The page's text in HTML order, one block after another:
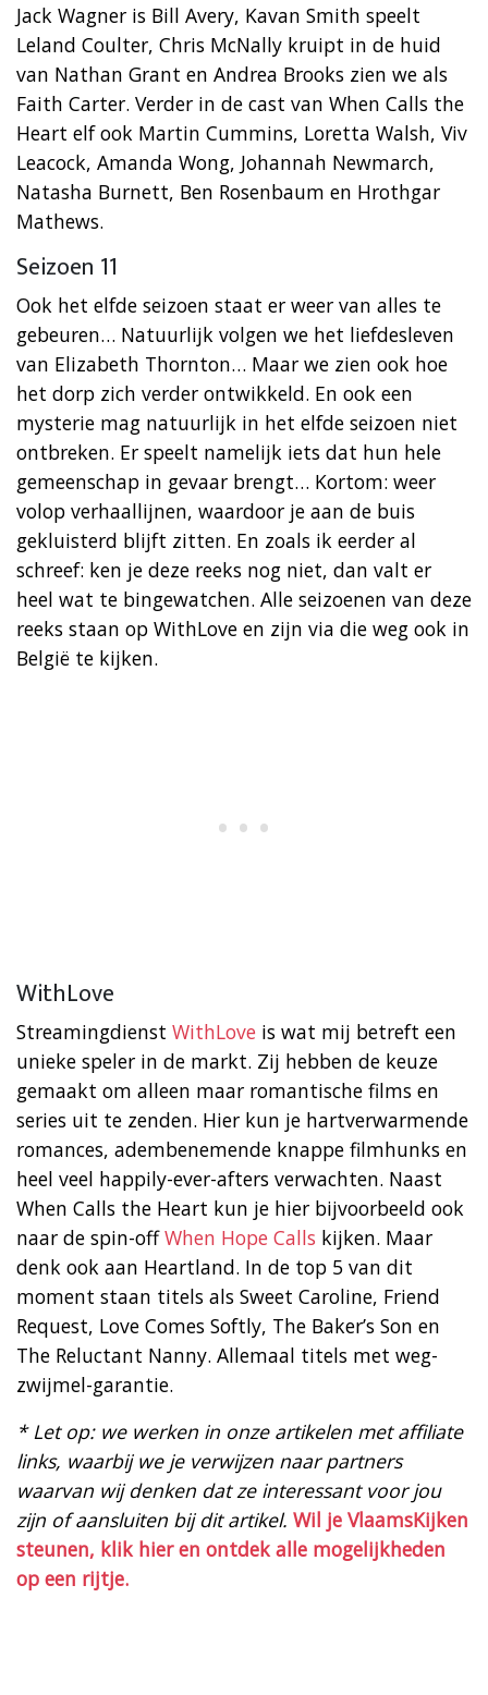
Jack Wagner is Bill Avery, Kavan Smith speelt
Leland Coulter, Chris McNally kruipt in de huid
van Nathan Grant en Andrea Brooks zien we als
Faith Carter. Verder in de cast van When Calls the
Heart elf ook Martin Cummins, Loretta Walsh, Viv
Leacock, Amanda Wong, Johannah Newmarch,
Natasha Burnett, Ben Rosenbaum en Hrothgar
Mathews.
Seizoen 11
Ook het elfde seizoen staat er weer van alles te
gebeuren… Natuurlijk volgen we het liefdesleven
van Elizabeth Thornton… Maar we zien ook hoe
het dorp zich verder ontwikkeld. En ook een
mysterie mag natuurlijk in het elfde seizoen niet
ontbreken. Er speelt namelijk iets dat hun hele
gemeenschap in gevaar brengt… Kortom: weer
volop verhaallijnen, waardoor je aan de buis
gekluisterd blijft zitten. En zoals ik eerder al
schreef: ken je deze reeks nog niet, dan valt er
heel wat te bingewatchen. Alle seizoenen van deze
reeks staan op WithLove en zijn via die weg ook in
België te kijken.
WithLove
Streamingdienst WithLove is wat mij betreft een
unieke speler in de markt. Zij hebben de keuze
gemaakt om alleen maar romantische films en
series uit te zenden. Hier kun je hartverwarmende
romances, adembenemende knappe filmhunks en
heel veel happily-ever-afters verwachten. Naast
When Calls the Heart kun je hier bijvoorbeeld ook
naar de spin-offWhen Hope Calls kijken. Maar
denk ook aan Heartland. In de top 5 van dit
moment staan titels als Sweet Caroline, Friend
Request, Love Comes Softly, The Baker’s Son en
The Reluctant Nanny. Allemaal titels met weg-
zwijmel-garantie.
* Let op: we werken in onze artikelen met affiliate
links, waarbij we je verwijzen naar partners
waarvan wij denken dat ze interessant voor jou
zijn of aansluiten bij dit artikel. Wil je VlaamsKijken
steunen, klik hier en ontdek alle mogelijkheden
op een rijtje.